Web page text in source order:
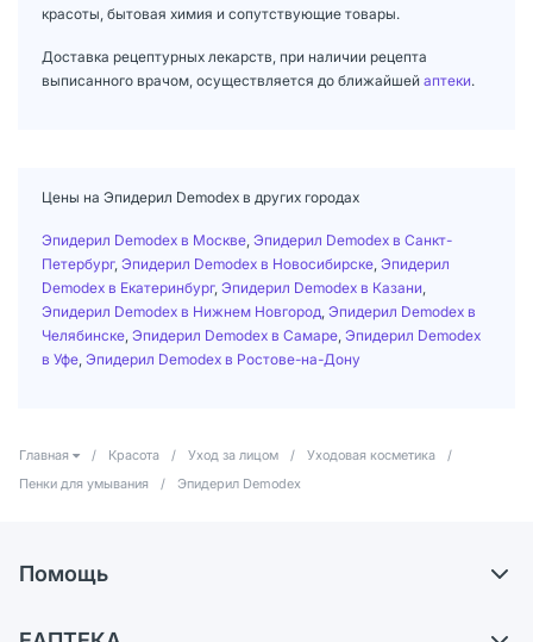
красоты, бытовая химия и сопутствующие товары.
Доставка рецептурных лекарств, при наличии рецепта
выписанного врачом, осуществляется до ближайшей аптеки.
Цены на Эпидерил Demodex в других городах
Эпидерил Demodex в Москве Эпидерил Demodex в Санкт-
Петербург, Эпидерил Demodex в Новосибирске Эпидерил
Demodex в Екатеринбург, Эпидерил Demodex в Казани
Эпидерил Demodex в Нижнем Новгород Эпидерил Demodex в
Челябинске Эпидерил Demodex в Самаре Эпидерил Demodex
в Уфе Эпидерил Demodex в Ростове-на-Дону
Главная / Красота / Уход за лицом / Уходовая косметика
/
Пенки для умывания
/ Эпидерил Demodex
Помощь